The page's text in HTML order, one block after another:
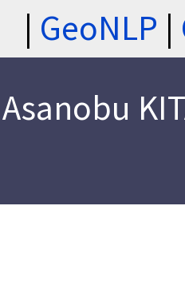
| GeoNLP |
Asanobu